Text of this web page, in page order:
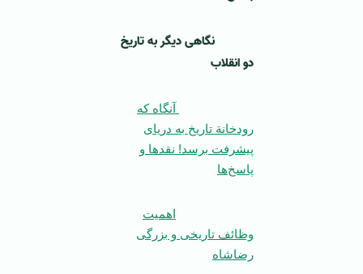
نگاهی دیگر به تاریخ
دو انقلاب
آنگاه که
رودخانة تاریخ به دریای
پیشرفت برسد! نقد‌ها و
پاسخ‌ها
اهمیت
وظائف تاریخی و بزرگی
رضاشاه